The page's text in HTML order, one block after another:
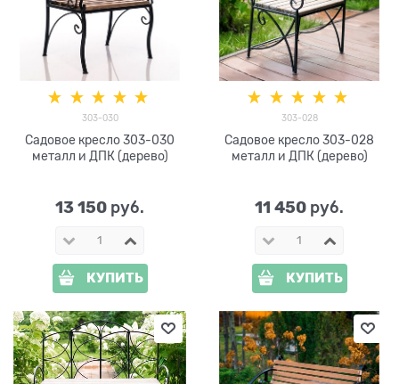
303-030
Садовое кресло 303-030
металл и ДПК (дерево)
13 150 руб.
КУПИТЬ
303-028
Садовое кресло 303-028
металл и ДПК (дерево)
11 450 руб.
КУПИТЬ